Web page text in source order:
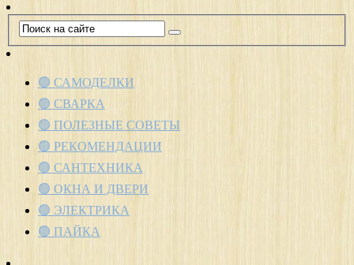
🟢 САМОДЕЛКИ
🟢 СВАРКА
🟢 ПОЛЕЗНЫЕ СОВЕТЫ
🟢 РЕКОМЕНДАЦИИ
🟢 САНТЕХНИКА
🟢 ОКНА И ДВЕРИ
🟢 ЭЛЕКТРИКА
🟢 ПАЙКА